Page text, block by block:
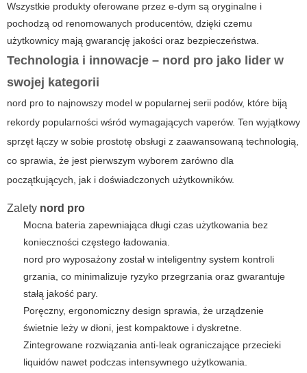
Wszystkie produkty oferowane przez e-dym są oryginalne i
pochodzą od renomowanych producentów, dzięki czemu
użytkownicy mają gwarancję jakości oraz bezpieczeństwa.
Technologia i innowacje – nord pro jako lider w
swojej kategorii
nord pro to najnowszy model w popularnej serii podów, które biją
rekordy popularności wśród wymagających vaperów. Ten wyjątkowy
sprzęt łączy w sobie prostotę obsługi z zaawansowaną technologią,
co sprawia, że jest pierwszym wyborem zarówno dla
początkujących, jak i doświadczonych użytkowników.
Zalety nord pro
Mocna bateria zapewniająca długi czas użytkowania bez
konieczności częstego ładowania.
nord pro wyposażony został w inteligentny system kontroli
grzania, co minimalizuje ryzyko przegrzania oraz gwarantuje
stałą jakość pary.
Poręczny, ergonomiczny design sprawia, że urządzenie
świetnie leży w dłoni, jest kompaktowe i dyskretne.
Zintegrowane rozwiązania anti-leak ograniczające przecieki
liquidów nawet podczas intensywnego użytkowania.